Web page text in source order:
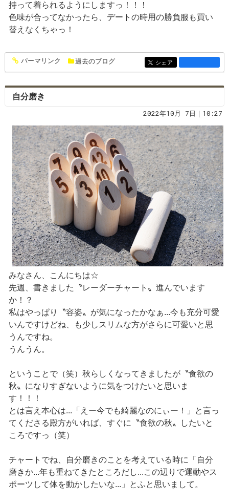
持って着られるようにしますっ！！！
色味が合ってなかったら、デートの時用の勝負服も買い
替えなくちゃっ！
entry1381
パーマリンク 過去のブログ entry1381
シェア
自分磨き
2022年10月 7日｜10:27
みなさん、こんにちは☆
先週、書きました〝レーダーチャート〟進んでいます
か！？
私はやっぱり〝容姿〟が気になったかなぁ...今も充分可愛
いんですけどね、も少しスリムな方がさらに可愛いと思
うんですね。
うんうん。
ということで（笑）秋らしくなってきましたが〝食欲の
秋〟になりすぎないように気をつけたいと思いま
す！！！
とは言え本心は...「えー今でも綺麗なのにぃー！」と言っ
てくださる殿方がいれば、すぐに〝食欲の秋〟したいと
ころですっ（笑）
チャートでね、自分磨きのことを考えている時に「自分
磨きか...年も重ねてきたところだし...この辺りで運動やス
ポーツして体を動かしたいな...」とふと思いまして。